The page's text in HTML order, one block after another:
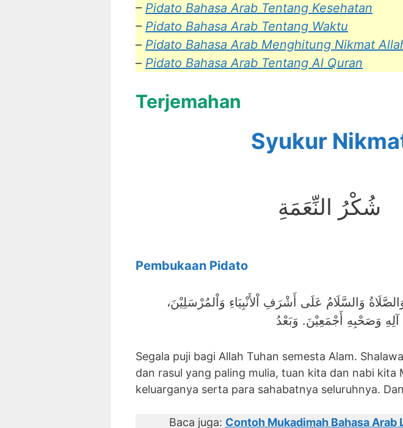
– Pidato Bahasa Arab Tentang Kesehatan
– Pidato Bahasa Arab Tentang Waktu
– Pidato Bahasa Arab Menghitung Nikmat
– Pidato Bahasa Arab Tentang Al Quran
Terjemahan
Syukur
شُكْرُ النِّعَمَةِ
Pembukaan Pidato
وَالسَّلَامُ عَلَى أَشْرَفِ اْلأَنْبِيَاءِ وَاْلمُرْسَلِيْنَ،
آلِهِ وَصَحْبِهِ أَجْمَعِيْنَ. وَبَعْدُ
Segala puji bagi Allah Tuhan semesta Alam.
dan rasul yang paling mulia, tuan kita dan nabi kita
keluarganya serta para sahabatnya seluruhnya.
Baca juga: Contoh Mukadimah Bahasa Arab